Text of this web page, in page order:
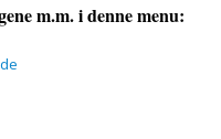
m.m. i denne menu: